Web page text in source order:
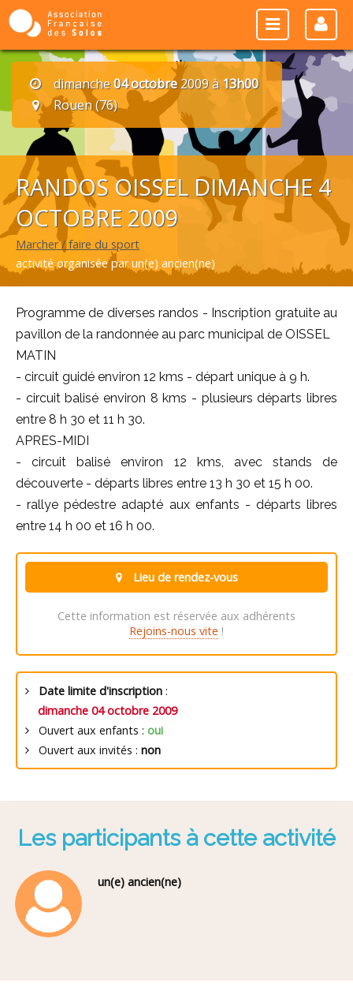
dimanche04 octobre2009 à 13h00
Rouen (76)
RANDOS OISSEL DIMANCHE 4
OCTOBRE 2009
Marcher / faire du sport
activité organisée par un(e) ancien(ne)
Programme de diverses randos - Inscription gratuite au
pavillon de la randonnée au parc municipal de OISSEL
MATIN
- circuit guidé environ 12 kms - départ unique à 9 h.
- circuit balisé environ 8 kms - plusieurs départs libres
entre 8 h 30 et 11 h 30.
APRES-MIDI
- circuit balisé environ 12 kms, avec stands de
découverte - départs libres entre 13 h 30 et 15 h 00.
- rallye pédestre adapté aux enfants - départs libres
entre 14 h 00 et 16 h 00.
Lieu de rendez-vous
Cette information est réservée aux adhérents
Rejoins-nous vite !
Date limite d'inscription :
dimanche 04 octobre 2009
Ouvert aux enfants : oui
Ouvert aux invités : non
Les participants à cette activité
un(e) ancien(ne)